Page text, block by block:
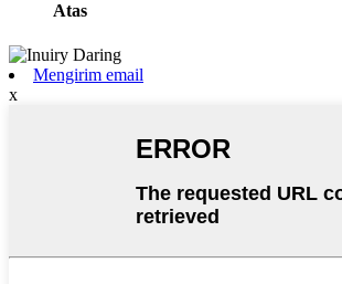
Atas
Mengirim email
x